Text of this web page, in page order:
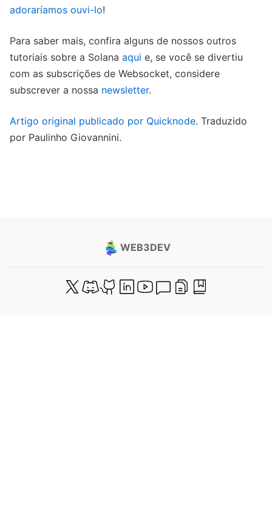
adoraríamos ouvi-lo!
Para saber mais, confira alguns de nossos outros
tutoriais sobre a Solana aqui e, se você se divertiu
com as subscrições de Websocket, considere
subscrever a nossa newsletter.
Artigo original publicado por Quicknode. Traduzido
por Paulinho Giovannini.
WEB3DEV